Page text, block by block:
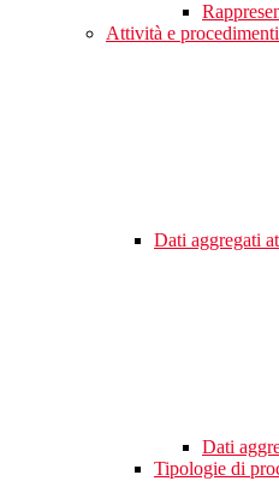
Attività e procedimenti
Dati aggregati
Dati
Tipologie di